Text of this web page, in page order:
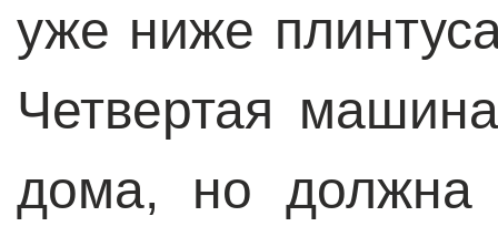
уже ниже
Четвертая
дома, но должна